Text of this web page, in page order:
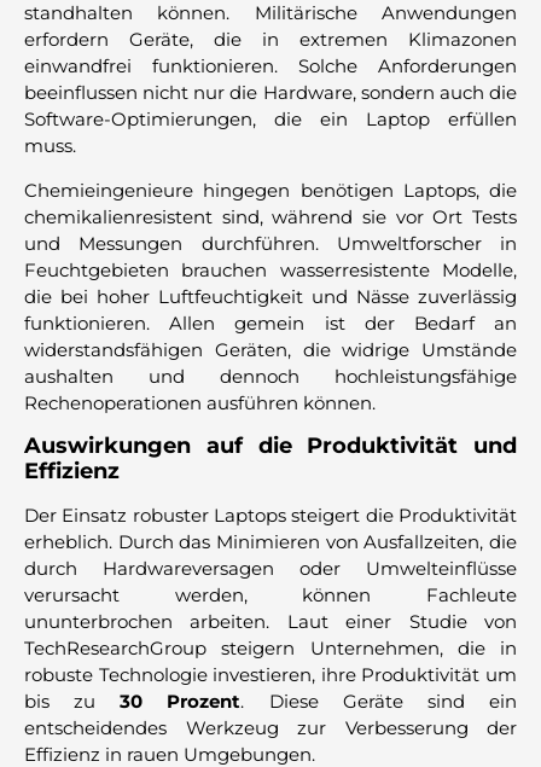
standhalten können. Militärische Anwendungen
erfordern Geräte, die in extremen Klimazonen
einwandfrei funktionieren. Solche Anforderungen
beeinflussen nicht nur die Hardware, sondern auch die
Software-Optimierungen, die ein Laptop erfüllen
muss.
Chemieingenieure hingegen benötigen Laptops, die
chemikalienresistent sind, während sie vor Ort Tests
und Messungen durchführen. Umweltforscher in
Feuchtgebieten brauchen wasserresistente Modelle,
die bei hoher Luftfeuchtigkeit und Nässe zuverlässig
funktionieren. Allen gemein ist der Bedarf an
widerstandsfähigen Geräten, die widrige Umstände
aushalten und dennoch hochleistungsfähige
Rechenoperationen ausführen können.
Auswirkungen auf die Produktivität und
Effizienz
Der Einsatz robuster Laptops steigert die Produktivität
erheblich. Durch das Minimieren von Ausfallzeiten, die
durch Hardwareversagen oder Umwelteinflüsse
verursacht werden, können Fachleute
ununterbrochen arbeiten. Laut einer Studie von
TechResearchGroup steigern Unternehmen, die in
robuste Technologie investieren, ihre Produktivität um
bis zu30 Prozent. Diese Geräte sind ein
entscheidendes Werkzeug zur Verbesserung der
Effizienz in rauen Umgebungen.